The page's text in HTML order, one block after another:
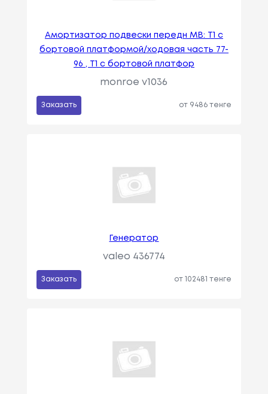
Амортизатор подвески передн MB: T1 c
бортовой платформой/ходовая часть 77-
96 , T1 c бортовой платфор
monroe v1036
Заказать от 9486 тенге
Генератор
valeo 436774
Заказать от 102481 тенге